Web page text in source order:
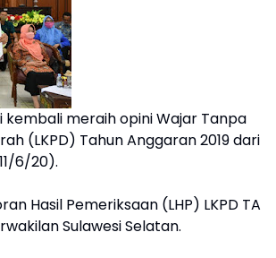
meraih opini Wajar Tanpa
(LKPD) Tahun Anggaran 2019 dari
6/20).
Hasil Pemeriksaan (LHP) LKPD TA
Sulawesi Selatan.